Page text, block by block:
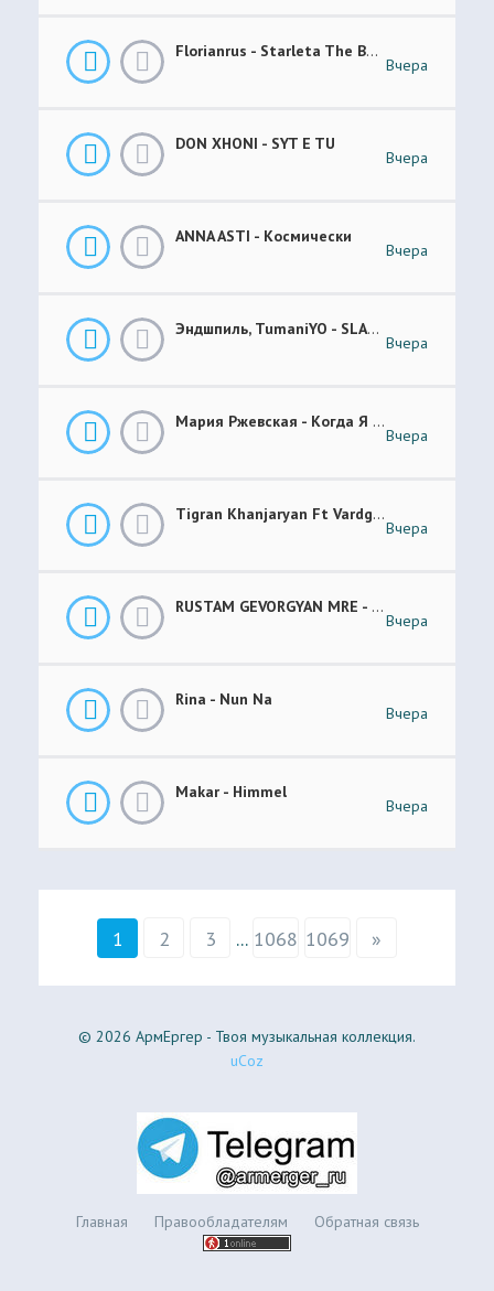
Florianrus - Starleta The Bar Session
Вчера
DON XHONI - SYT E TU
Вчера
ANNA ASTI - Космически
Вчера
Эндшпиль, TumaniYO - SLANG
Вчера
Мария Ржевская - Когда Я Стану Кошкой (Future Garage Remix)
Вчера
Tigran Khanjaryan Ft Vardges - Pap Jan
Вчера
RUSTAM GEVORGYAN MRE - GAR XOROVATC
Вчера
Rina - Nun Na
Вчера
Makar - Himmel
Вчера
1 2 3 ... 1068 1069 »
© 2026 АрмЕргер - Твоя музыкальная коллекция.
uCoz
Главная Правообладателям Обратная связь